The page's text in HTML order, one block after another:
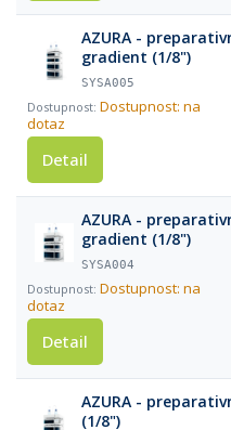
AZURA -
gradient (1/8")
SYSA005
Dostupnost: na
dotaz
Detail
AZURA -
gradient (1/8")
SYSA004
Dostupnost: na
dotaz
Detail
AZURA -
(1/8")